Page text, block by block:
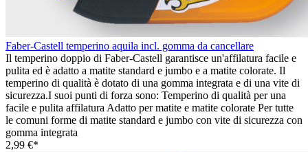
Faber-Castell temperino aquila incl. gomma da cancellare
Il temperino doppio di Faber-Castell garantisce un'affilatura facile e
pulita ed è adatto a matite standard e jumbo e a matite colorate. Il
temperino di qualità è dotato di una gomma integrata e di una vite di
sicurezza.I suoi punti di forza sono: Temperino di qualità per una
facile e pulita affilatura Adatto per matite e matite colorate Per tutte
le comuni forme di matite standard e jumbo con vite di sicurezza con
gomma integrata
2,99 €*